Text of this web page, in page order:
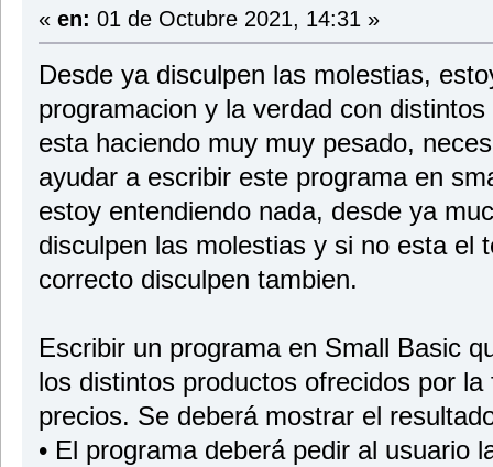
« en: 01 de Octubre 2021, 14:31 »
Desde ya disculpen las molestias,
programacion y la verdad con
esta haciendo muy muy pesado,
ayudar a escribir este programa en
estoy entendiendo nada, desde ya
disculpen las molestias y si no esta el
correcto disculpen tambien.
Escribir un programa en Small Basic
los distintos productos ofrecidos por
precios. Se deberá mostrar el
• El programa deberá pedir al usuario